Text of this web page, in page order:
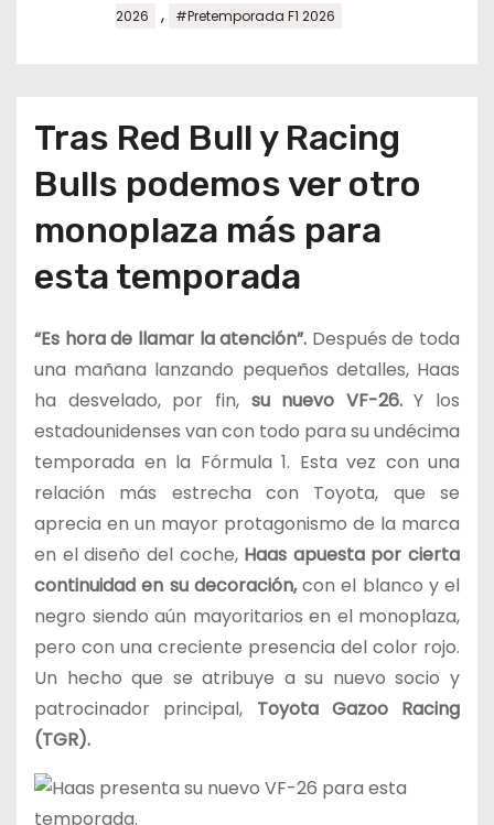
2026
, #Pretemporada F1 2026
Tras Red Bull y Racing
Bulls podemos ver otro
monoplaza más para
esta temporada
“Es hora de llamar la atención”. Después de toda
una mañana lanzando pequeños detalles, Haas
ha desvelado, por fin, su nuevo VF-26.Y los
estadounidenses van con todo para su undécima
temporada en la Fórmula 1. Esta vez con una
relación más estrecha con Toyota, que se
aprecia en un mayor protagonismo de la marca
en el diseño del coche, Haas apuesta por cierta
continuidad en su decoración,con el blanco y el
negro siendo aún mayoritarios en el monoplaza,
pero con una creciente presencia del color rojo.
Un hecho que se atribuye a su nuevo socio y
patrocinador principal, Toyota Gazoo Racing
(TGR).